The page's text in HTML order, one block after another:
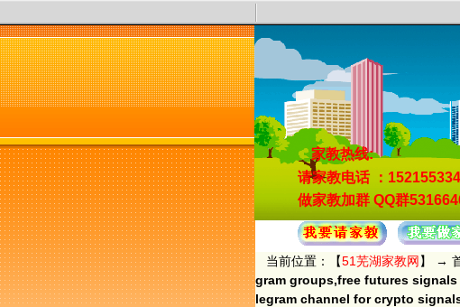
家教热线:
请家教电话 ：
做家教加群 QQ群
当前位置：【51芜湖家教网】 →
gram groups,free futures
legram channel for crypto